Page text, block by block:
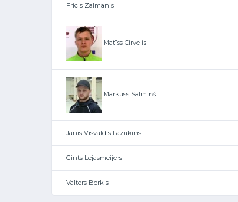
Fricis Zalmanis
Matīss Cirvelis
Markuss Salmiņš
Jānis Visvaldis Lazukins
Gints Lejasmeijers
Valters Berķis